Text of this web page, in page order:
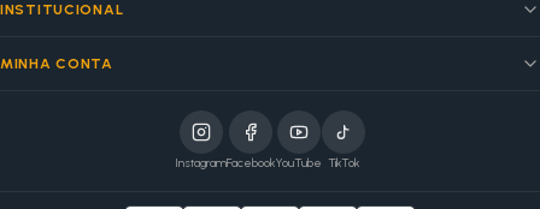
INSTITUCIONAL
MINHA CONTA
InstagramFacebookYouTube TikTok